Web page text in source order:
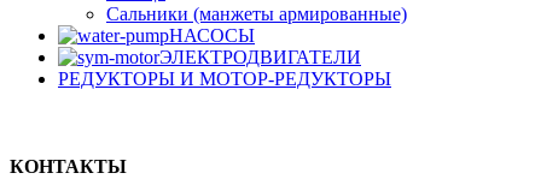
Сальники (манжеты армированные)
НАСОСЫ
ЭЛЕКТРОДВИГАТЕЛИ
РЕДУКТОРЫ И МОТОР-РЕДУКТОРЫ
КОНТАКТЫ